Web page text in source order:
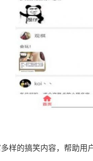
样的搞笑内容，帮助用